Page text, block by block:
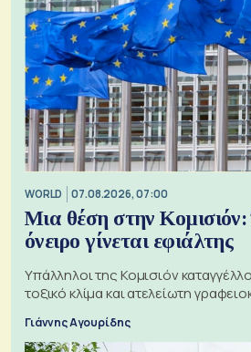
WORLD 07.08.2026, 07:00
Μια θέση στην
όνειρο γίνεται εφιάλτης
Υπάλληλοι της Κομισιόν
τοξικό κλίμα και ατελείωτη
Γιάννης Αγουρίδης